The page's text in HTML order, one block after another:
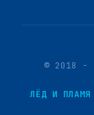
© 2018 -
ЛЁД И